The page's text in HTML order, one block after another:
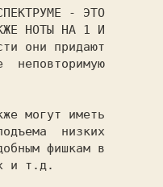
НОТЫ НА 1 И
они придают
неповторимую
низких
фишкам в
и т.д.